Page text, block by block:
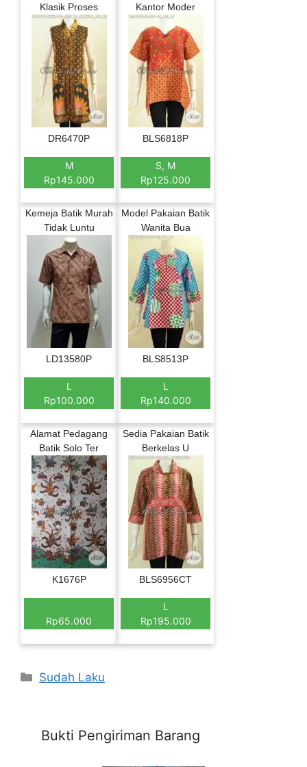
Klasik Proses
DR6470P
M
Rp145.000
Kantor Moder
BLS6818P
S, M
Rp125.000
Kemeja Batik Murah
Tidak Luntu
LD13580P
L
Rp100.000
Model Pakaian Batik
Wanita Bua
BLS8513P
L
Rp140.000
Alamat Pedagang
Batik Solo Ter
K1676P
Rp65.000
Sedia Pakaian Batik
Berkelas U
BLS6956CT
L
Rp195.000
Categories
Sudah Laku
Bukti Pengiriman Barang